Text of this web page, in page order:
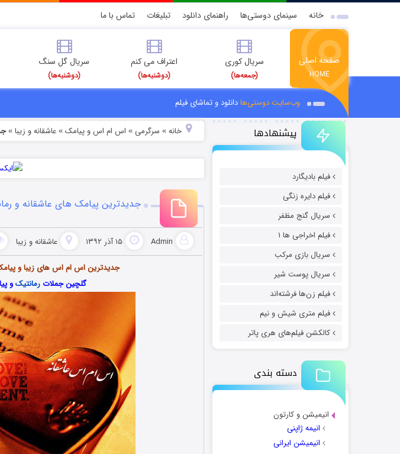
خانه سینمای دوستی‌ها راهنمای دانلود تبلیغات تماس با ما
صفحه اصلی
HOME
سریال کوری
(جمعه‌ها)
اعتراف می کنم
(دوشنبه‌ها)
سریال گل سنگ
(دوشنبه‌ها)
وب‌سایت دوستی‌هادانلود و تماشای فیلم
پیشنهادها
فیلم بادیگارد
فیلم دایره زنگی
سریال گنج مظفر
فیلم اخراجی ها ۱
سریال بازی مرکب
سریال پوست شیر
فیلم زن‌ها فرشته‌اند
فیلم متری شیش و نیم
کالکشن فیلم‌های هری پاتر
دسته بندی
انیمیشن و کارتون
انیمه ژاپنی
انیمیشن ایرانی
خانه» سرگرمی » اس ام اس و پیامک» عاشقانه و زیبا»
جدیدترین پیامک های عاشقانه و رمانتیک 15
Admin ۱۵ آذر ۱۳۹۲ عاشقانه و زیبا
جدیدترین اس ام اس های زیبا و
گلچین جملات رمانتیکو